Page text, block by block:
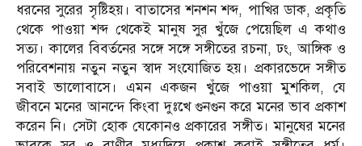
ধরনের সুরের সৃষ্টিহয়। বাতাসের শনশন শব্দ, পাখির ডাক, প্রকৃতি
থেকে পাওয়া শব্দ থেকেই মানুষ সুর খুঁজে পেয়েছিল এ কথাও
সত্য। কালের বিবর্তনের সঙ্গে সঙ্গে সঙ্গীতের রচনা, ঢং, আঙ্গিক ও
পরিবেশনায় নতুন নতুন স্বাদ সংযোজিত হয়। প্রকারভেদে সঙ্গীত
সবাই ভালোবাসে। এমন একজন খুঁজে পাওয়া মুশকিল, যে
জীবনে মনের আনন্দে কিংবা দুঃখে গুনগুন করে মনের ভাব প্রকাশ
করেন নি। সেটা হোক যেকোনও প্রকারের সঙ্গীত। মানুষের মনের